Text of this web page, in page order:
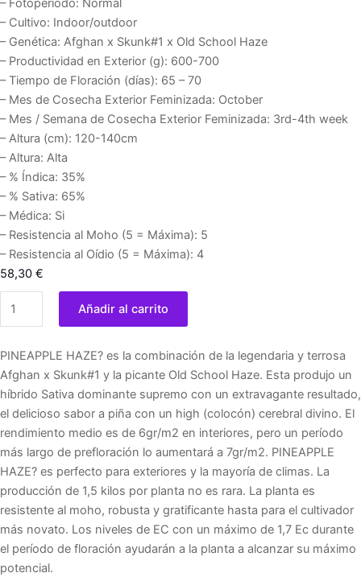
– Fotoperiodo: Normal
– Cultivo: Indoor/outdoor
– Genética: Afghan x Skunk#1 x Old School Haze
– Productividad en Exterior (g): 600-700
– Tiempo de Floración (días): 65 – 70
– Mes de Cosecha Exterior Feminizada: October
– Mes / Semana de Cosecha Exterior Feminizada: 3rd-4th week
– Altura (cm): 120-140cm
– Altura: Alta
– % Índica: 35%
– % Sativa: 65%
– Médica: Si
– Resistencia al Moho (5 = Máxima): 5
– Resistencia al Oídio (5 = Máxima): 4
58,30 €
u.
reg.
Barney's
cantidad
Añadir al carrito
PINEAPPLE HAZE? es la combinación de la legendaria y terrosa
Afghan x Skunk#1 y la picante Old School Haze. Esta produjo un
híbrido Sativa dominante supremo con un extravagante resultado,
el delicioso sabor a piña con un high (colocón) cerebral divino. El
rendimiento medio es de 6gr/m2 en interiores, pero un período
más largo de prefloración lo aumentará a 7gr/m2. PINEAPPLE
HAZE? es perfecto para exteriores y la mayoría de climas. La
producción de 1,5 kilos por planta no es rara. La planta es
resistente al moho, robusta y gratificante hasta para el cultivador
más novato. Los niveles de EC con un máximo de 1,7 Ec durante
el período de floración ayudarán a la planta a alcanzar su máximo
potencial.